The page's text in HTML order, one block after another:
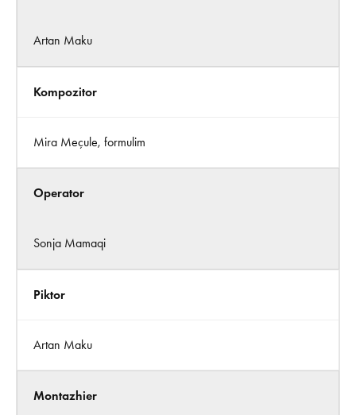
Artan Maku
Kompozitor
Mira Meçule, formulim
Operator
Sonja Mamaqi
Piktor
Artan Maku
Montazhier